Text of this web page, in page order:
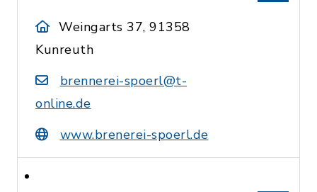
Weingarts 37, 91358
Kunreuth
brennerei-spoerl@t-
online.de
www.brenerei-spoerl.de